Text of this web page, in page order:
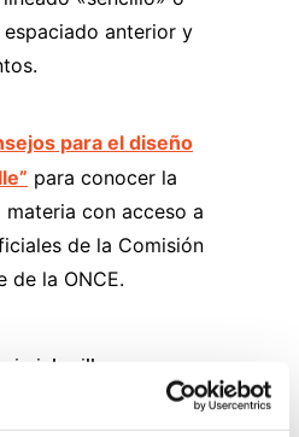
anterior y
para el diseño
para conocer la
con acceso a
de la Comisión
de la ONCE.
braille
diseño gráfico con la